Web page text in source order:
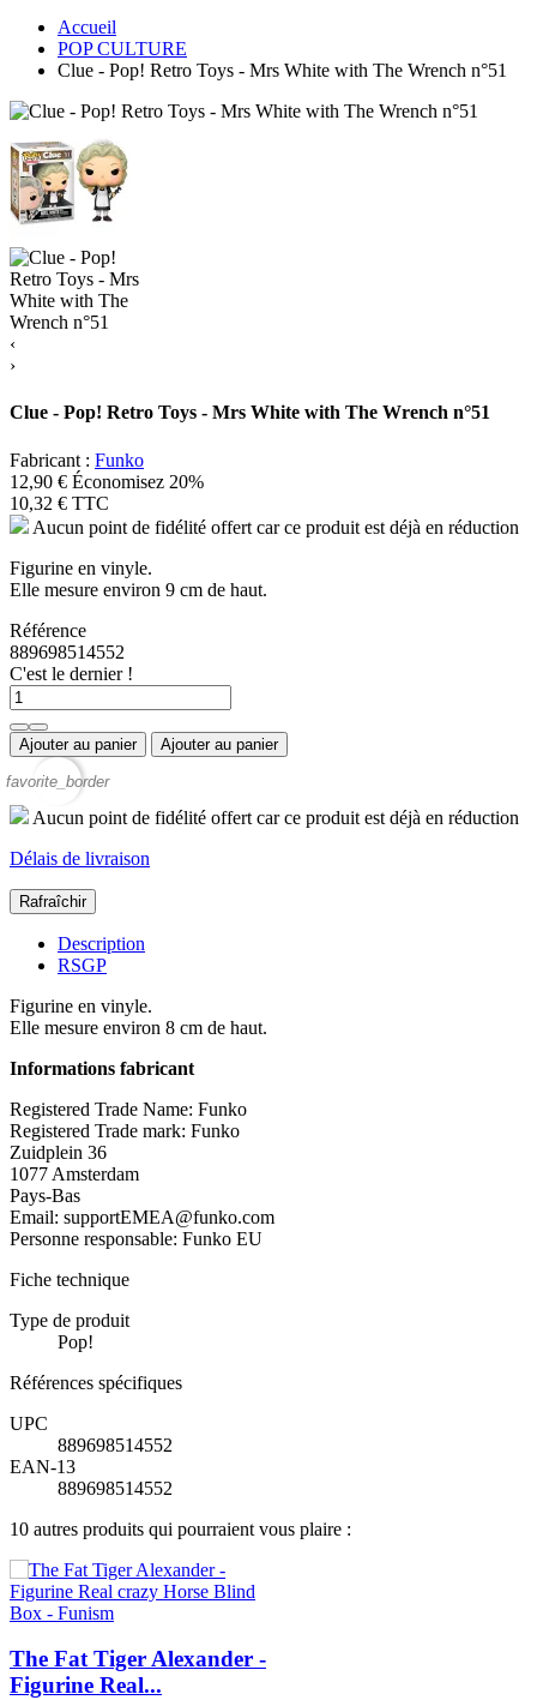
Accueil
POP CULTURE
Clue - Pop! Retro Toys - Mrs White with The Wrench n°51
‹
›
Clue - Pop! Retro Toys - Mrs White with The Wrench n°51
Fabricant : Funko
12,90 € Économisez 20%
10,32 € TTC
Aucun point de fidélité offert car ce produit est déjà en réduction
Figurine en vinyle.
Elle mesure environ 9 cm de haut.
Référence
889698514552
C'est le dernier !
Ajouter au panier Ajouter au panier
favorite_border
Aucun point de fidélité offert car ce produit est déjà en réduction
Délais de livraison
Description
RSGP
Figurine en vinyle.
Elle mesure environ 8 cm de haut.
Informations fabricant
Registered Trade Name: Funko
Registered Trade mark: Funko
Zuidplein 36
1077 Amsterdam
Pays-Bas
Email: supportEMEA@funko.com
Personne responsable: Funko EU
Fiche technique
Type de produit
Pop!
Références spécifiques
UPC
889698514552
EAN-13
889698514552
10 autres produits qui pourraient vous plaire :
The Fat Tiger Alexander -
Figurine Real...